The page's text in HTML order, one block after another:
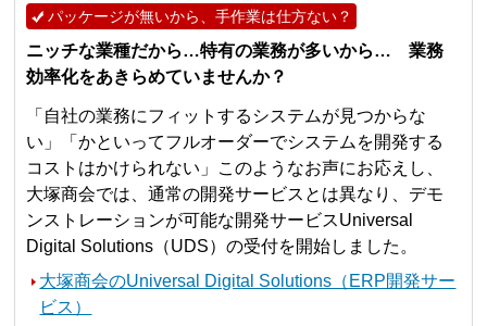
パッケージが無いから、手作業は仕方ない？
ニッチな業種だから…特有の業務が多いから… 業務
効率化をあきらめていませんか？
「自社の業務にフィットするシステムが見つからな
い」「かといってフルオーダーでシステムを開発する
コストはかけられない」このようなお声にお応えし、
大塚商会では、通常の開発サービスとは異なり、デモ
ンストレーションが可能な開発サービスUniversal
Digital Solutions（UDS）の受付を開始しました。
大塚商会のUniversal Digital Solutions（ERP開発サー
ビス）